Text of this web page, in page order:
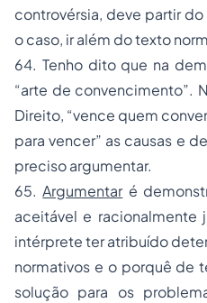
controvérsia, deve partir
o caso, ir além do texto
64. Tenho dito que na
“arte de convencimento”.
Direito, “vence quem
para vencer” as causas e
preciso argumentar.
65.Argumentaré
aceitável e
intérprete ter atribuído
normativos e o porquê de
solução para os